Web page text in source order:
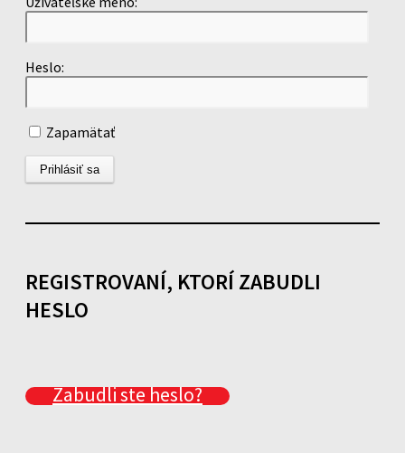
Heslo:
Zapamätať
REGISTROVANÍ, KTORÍ ZABUDLI
HESLO
Zabudli ste heslo?